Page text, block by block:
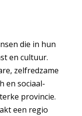
die in hun
en cultuur.
zelfredzame
en sociaal-
provincie.
een regio